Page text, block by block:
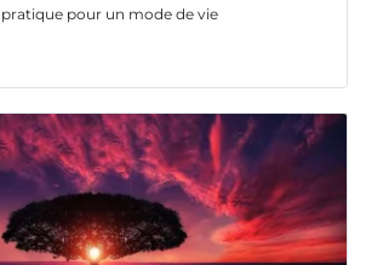
pour un mode de vie